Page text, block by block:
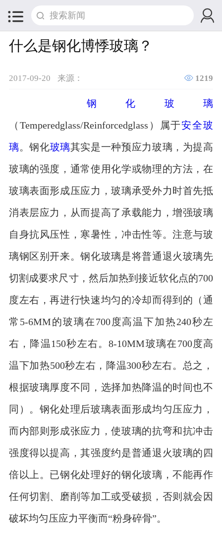
 
什么是钢化博悸玻璃？
2017-09-20 来源：  1219
钢化玻璃
（Temperedglass/Reinforcedglass）属于安全玻
璃 。钢化玻璃其实是一种预应力玻璃，为提高
玻璃的强度，通常使用化学或物理的方法，在
玻璃表面形成压应力，玻璃承受外力时首先抵
消表层应力，从而提高了承载能力，增强玻璃
自身抗风压性，寒暑性，冲击性等。注意与玻
璃钢区别开来。钢化玻璃是将普通退火玻璃先
切割成要求尺寸，然后加热到接近软化点的700
度左右，再进行快速均匀的冷却而得到的（通
常5-6MM的玻璃在700度高温下加热240秒左
右，降温150秒左右。8-10MM玻璃在700度高
温下加热500秒左右，降温300秒左右。总之，
根据玻璃厚度不同，选择加热降温的时间也不
同）。钢化处理后玻璃表面形成均匀压应力，
而内部则形成张应力，使玻璃的抗弯和抗冲击
强度得以提高，其强度约是普通退火玻璃的四
倍以上。已钢化处理好的钢化玻璃，不能再作
任何切割、磨削等加工或受破损，否则就会因
破坏均匀压应力平衡而“粉身碎骨”。